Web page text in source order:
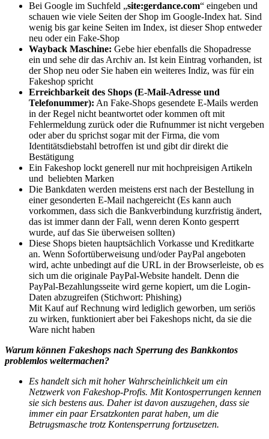
Bei Google im Suchfeld „site:gerdance.com“ eingeben und
schauen wie viele Seiten der Shop im Google-Index hat. Sind
wenig bis gar keine Seiten im Index, ist dieser Shop entweder
neu oder ein Fake-Shop
Wayback Maschine: Gebe hier ebenfalls die Shopadresse
ein und sehe dir das Archiv an. Ist kein Eintrag vorhanden, ist
der Shop neu oder Sie haben ein weiteres Indiz, was für ein
Fakeshop spricht
Erreichbarkeit des Shops (E-Mail-Adresse und
Telefonummer): An Fake-Shops gesendete E-Mails werden
in der Regel nicht beantwortet oder kommen oft mit
Fehlermeldung zurück oder die Rufnummer ist nicht vergeben
oder aber du sprichst sogar mit der Firma, die vom
Identitätsdiebstahl betroffen ist und gibt dir direkt die
Bestätigung
Ein Fakeshop lockt generell nur mit hochpreisigen Artikeln
und beliebten Marken
Die Bankdaten werden meistens erst nach der Bestellung in
einer gesonderten E-Mail nachgereicht (Es kann auch
vorkommen, dass sich die Bankverbindung kurzfristig ändert,
das ist immer dann der Fall, wenn deren Konto gesperrt
wurde, auf das Sie überweisen sollten)
Diese Shops bieten hauptsächlich Vorkasse und Kreditkarte
an. Wenn Sofortüberweisung und/oder PayPal angeboten
wird, achte unbedingt auf die URL in der Browserleiste, ob es
sich um die originale PayPal-Website handelt. Denn die
PayPal-Bezahlungsseite wird gerne kopiert, um die Login-
Daten abzugreifen (Stichwort: Phishing)
Mit Kauf auf Rechnung wird lediglich geworben, um seriös
zu wirken, funktioniert aber bei Fakeshops nicht, da sie die
Ware nicht haben
Warum können Fakeshops nach Sperrung des Bankkontos
problemlos weitermachen?
Es handelt sich mit hoher Wahrscheinlichkeit um ein
Netzwerk von Fakeshop-Profis. Mit Kontosperrungen kennen
sie sich bestens aus. Daher ist davon auszugehen, dass sie
immer ein paar Ersatzkonten parat haben, um die
Betrugsmasche trotz Kontensperrung fortzusetzen.